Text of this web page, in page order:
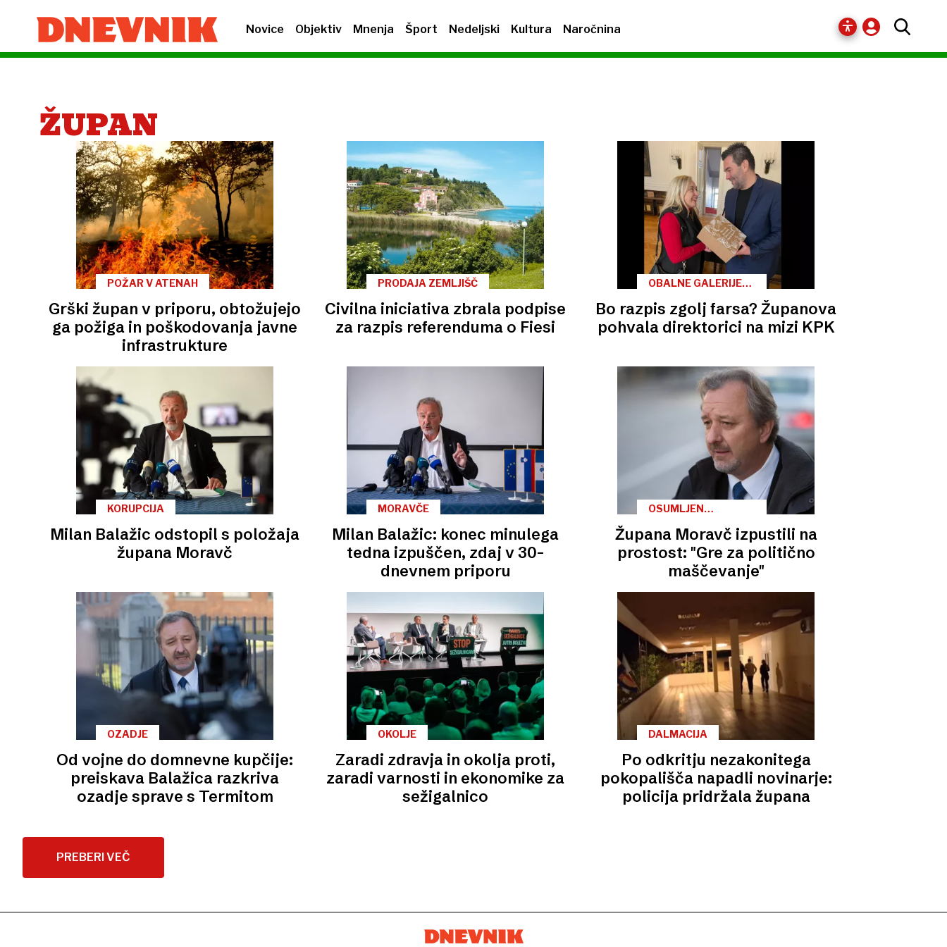
Novice Objektiv Mnenja Šport Nedeljski Kultura Naročnina
ŽUPAN
POŽAR V ATENAH
Grški župan v priporu, obtožujejo
ga požiga in poškodovanja javne
infrastrukture
PRODAJA ZEMLJIŠČ
Civilna iniciativa zbrala podpise
za razpis referenduma o Fiesi
OBALNE GALERIJE
Bo razpis zgolj farsa? Županova
pohvala direktorici na mizi KPK
KORUPCIJA
Milan Balažic odstopil s položaja
župana Moravč
MORAVČE
Milan Balažic: konec minulega
tedna izpuščen, zdaj v 30-
dnevnem priporu
OSUMLJEN
Župana Moravč izpustili na
prostost: "Gre za politično
maščevanje"
OZADJE
Od vojne do domnevne kupčije:
preiskava Balažica razkriva
ozadje sprave s Termitom
OKOLJE
Zaradi zdravja in okolja proti,
zaradi varnosti in ekonomike za
sežigalnico
DALMACIJA
Po odkritju nezakonitega
pokopališča napadli novinarje:
policija pridržala župana
PREBERI VEČ